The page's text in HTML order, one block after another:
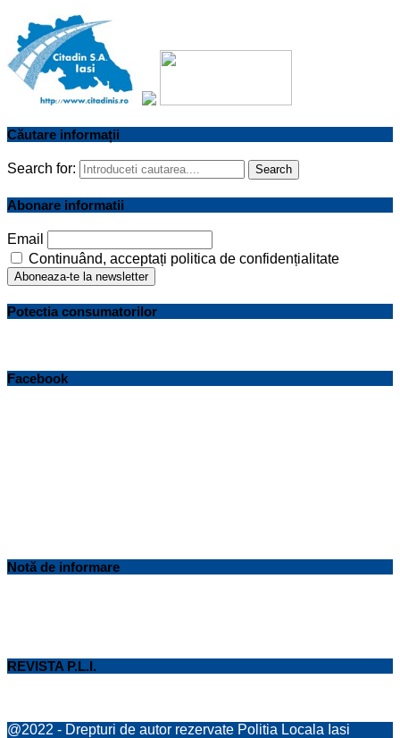
Căutare informații
Search for: Search
Abonare informatii
Email
Continuând, acceptați politica de confidențialitate
Potectia consumatorilor
Facebook
Notă de informare
REVISTA P.L.I.
@2022 - Drepturi de autor rezervate Politia Locala Iasi